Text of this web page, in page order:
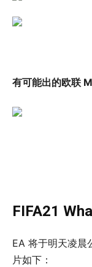
有可能出的欧联
FIFA21
EA 将于明天凌晨
片如下：